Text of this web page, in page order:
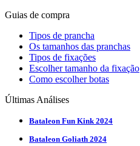
Guias de compra
Tipos de prancha
Os tamanhos das pranchas
Tipos de fixações
Escolher tamanho da fixação
Como escolher botas
Últimas Análises
Bataleon Fun Kink 2024
Bataleon Goliath 2024